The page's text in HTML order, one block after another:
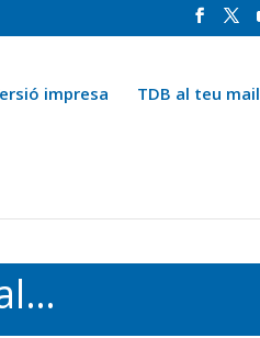
impresa TDB al teu mail